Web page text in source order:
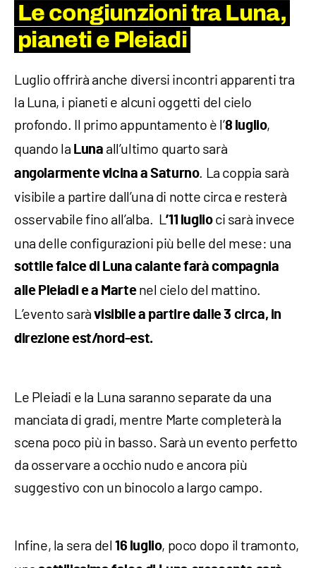
Le congiunzioni tra Luna,
pianeti e Pleiadi
Luglio offrirà anche diversi incontri apparenti tra
la Luna, i pianeti e alcuni oggetti del cielo
profondo. Il primo appuntamento è l’8 luglio,
quando la Luna all’ultimo quarto sarà
angolarmente vicina a Saturno. La coppia sarà
visibile a partire dall’una di notte circa e resterà
osservabile fino all’alba. L’11 luglioci sarà invece
una delle configurazioni più belle del mese: una
sottile falce di Luna calante farà compagnia
alle Pleiadi e a Martenel cielo del mattino.
L’evento saràvisibile a partire dalle 3 circa, in
direzione est/nord-est.
Le Pleiadi e la Luna saranno separate da una
manciata di gradi, mentre Marte completerà la
scena poco più in basso. Sarà un evento perfetto
da osservare a occhio nudo e ancora più
suggestivo con un binocolo a largo campo.
Infine, la sera del 16 luglio, poco dopo il tramonto,